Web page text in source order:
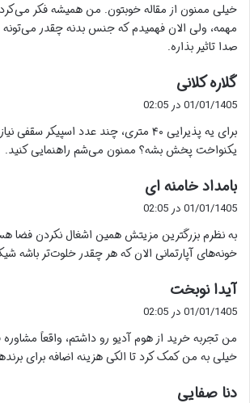
:
خیلی ممنون از مقاله خوبتون. من همیشه فکر
مهمه، ولی الان فهمیدم که جنس بدنه چقدر
صدا تاثیر بذاره.
گلاره کلانی
ت
:
01/01/1405 در 02:05
برای یه پذیرایی ۴۰ متری، چند عدد اسپیکر
یکنواخت پخش بشه؟ ممنون می‌شم راهنمایی کنید.
بامداد خامنه ای
ف
:
01/01/1405 در 02:05
به نظرم بزرگترین مزیتش همین اشغال نکردن
خونه‌های آپارتمانی الان که هر چقدر خلوت‌تر باشه
آیدا نوبخت
ف
:
01/01/1405 در 02:05
من تجربه خرید از هوم آدیو رو داشتم، واقعاً
خیلی به من کمک کرد تا الکی هزینه اضافه برای
دنا صفایی